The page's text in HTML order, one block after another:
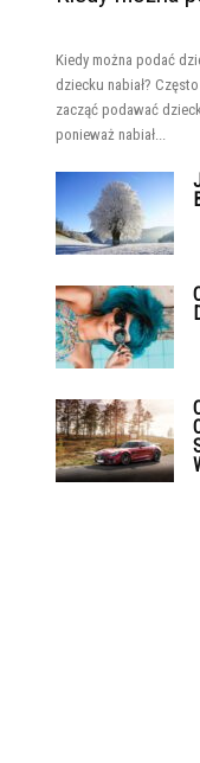
Kiedy można podać
dziecku nabiał?
zacząć podawać
ponieważ nabiał...